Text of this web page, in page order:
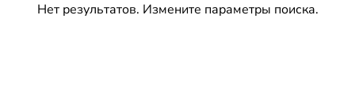
Нет результатов. Измените параметры поиска.